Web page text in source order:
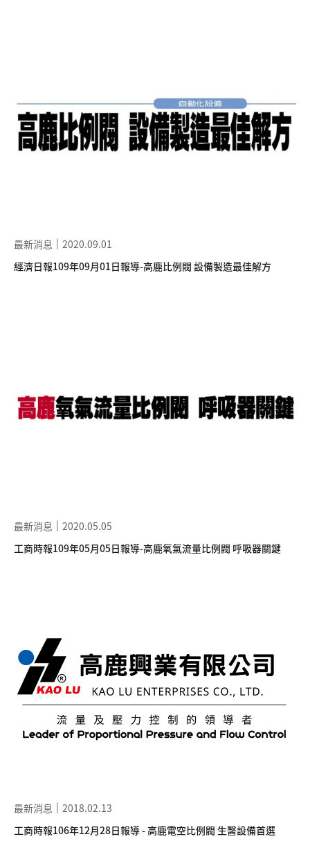
最新消息
2020.09.01
經濟日報109年09月01日報導-高鹿比例閥 設備製造最佳解方
最新消息
2020.05.05
工商時報109年05月05日報導-高鹿氧氣流量比例閥 呼吸器關鍵
最新消息
2018.02.13
工商時報106年12月28日報導 - 高鹿電空比例閥 生醫設備首選